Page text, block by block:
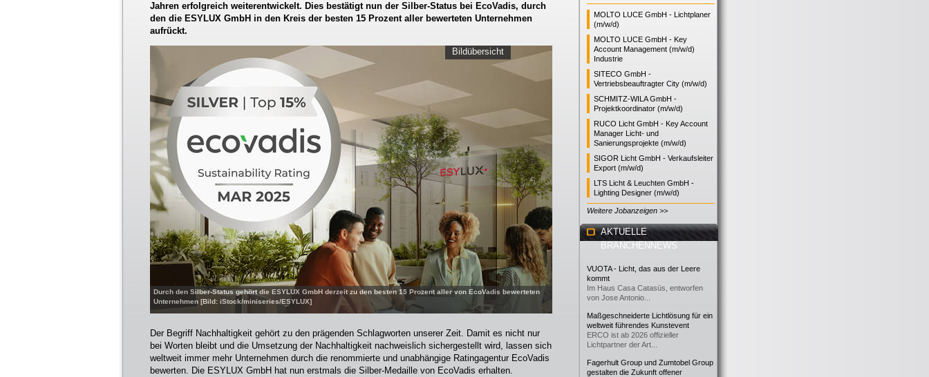
Jahren erfolgreich weiterentwickelt. Dies bestätigt nun der Silber-Status bei EcoVadis, durch
den die ESYLUX GmbH in den Kreis der besten 15 Prozent aller bewerteten Unternehmen
aufrückt.
Durch den Silber-Status gehört die ESYLUX GmbH derzeit zu den besten 15 Prozent aller von EcoVadis bewerteten
Unternehmen [Bild: iStock/miniseries/ESYLUX]
Bildübersicht
Der Begriff Nachhaltigkeit gehört zu den prägenden Schlagworten unserer Zeit. Damit es nicht nur
bei Worten bleibt und die Umsetzung der Nachhaltigkeit nachweislich sichergestellt wird, lassen sich
weltweit immer mehr Unternehmen durch die renommierte und unabhängige Ratingagentur EcoVadis
bewerten. Die ESYLUX GmbH hat nun erstmals die Silber-Medaille von EcoVadis erhalten.
MOLTO LUCE GmbH - Lichtplaner
(m/w/d)
MOLTO LUCE GmbH - Key
Account Management (m/w/d)
Industrie
SITECO GmbH -
Vertriebsbeauftragter City (m/w/d)
SCHMITZ-WILA GmbH -
Projektkoordinator (m/w/d)
RUCO Licht GmbH - Key Account
Manager Licht- und
Sanierungsprojekte (m/w/d)
SIGOR Licht GmbH - Verkaufsleiter
Export (m/w/d)
LTS Licht & Leuchten GmbH -
Lighting Designer (m/w/d)
Weitere Jobanzeigen >>
AKTUELLE
BRANCHENNEWS
VUOTA - Licht, das aus der Leere
kommt
Im Haus Casa Catasüs, entworfen
von Jose Antonio...
Maßgeschneiderte Lichtlösung für ein
weltweit führendes Kunstevent
ERCO ist ab 2026 offizieller
Lichtpartner der Art...
Fagerhult Group und Zumtobel Group
gestalten die Zukunft offener